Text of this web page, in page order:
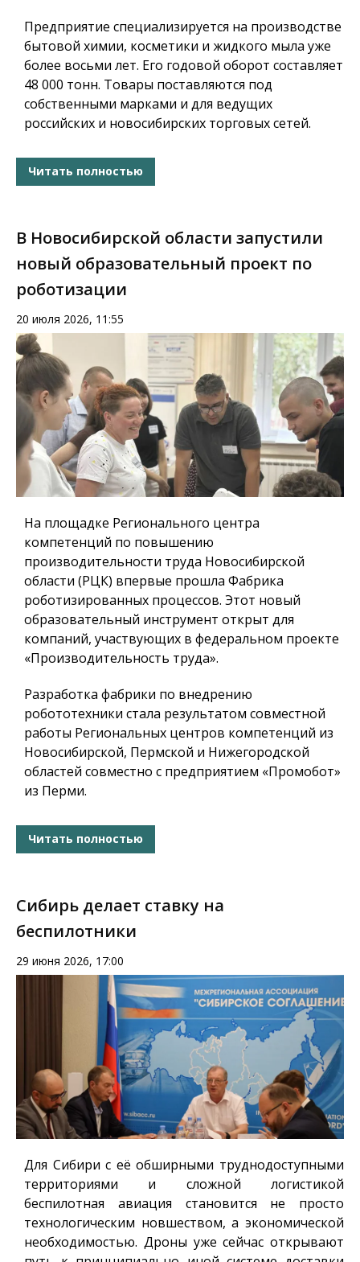
Предприятие специализируется на производстве
бытовой химии, косметики и жидкого мыла уже
более восьми лет. Его годовой оборот составляет
48 000 тонн. Товары поставляются под
собственными марками и для ведущих
российских и новосибирских торговых сетей.
Читать полностью
В Новосибирской области запустили
новый образовательный проект по
роботизации
20 июля 2026, 11:55
На площадке Регионального центра
компетенций по повышению
производительности труда Новосибирской
области (РЦК) впервые прошла Фабрика
роботизированных процессов. Этот новый
образовательный инструмент открыт для
компаний, участвующих в федеральном проекте
«Производительность труда».
Разработка фабрики по внедрению
робототехники стала результатом совместной
работы Региональных центров компетенций из
Новосибирской, Пермской и Нижегородской
областей совместно с предприятием «Промобот»
из Перми.
Читать полностью
Сибирь делает ставку на
беспилотники
29 июня 2026, 17:00
Для Сибири с её обширными труднодоступными
территориями и сложной логистикой
беспилотная авиация становится не просто
технологическим новшеством, а экономической
необходимостью. Дроны уже сейчас открывают